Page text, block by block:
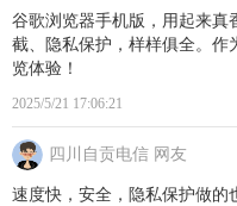
2025/5/21 17:06:21
谷歌浏览器手机版，用起来真
截、隐私保护，样样俱全。作
览体验！
四川自贡电信 网友
速度快，安全，隐私保护做的